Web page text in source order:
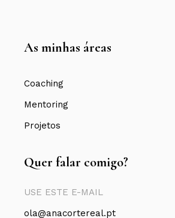
As minhas áreas
Coaching
Mentoring
Projetos
Quer falar comigo?
USE ESTE E-MAIL
ola@anacortereal.pt